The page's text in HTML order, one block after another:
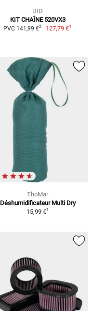
DID
KIT CHAÎNE 520VX3
PVC 141,99 €2 127,79 €1
ThoMar
Déshumidificateur Multi Dry
15,99 €1